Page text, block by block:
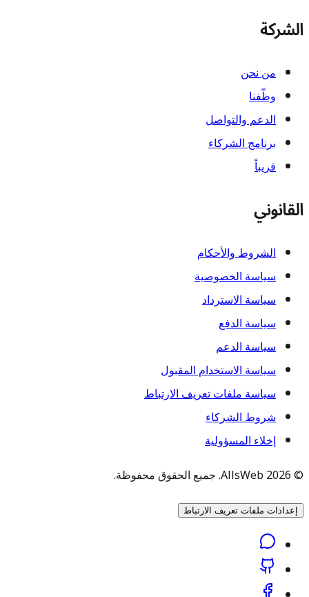
الشركة
من نحن
وظّفنا
الدعم والتواصل
برنامج الشركاء
قريباً
القانوني
الشروط والأحكام
سياسة الخصوصية
سياسة الاسترداد
سياسة الدفع
سياسة الدعم
سياسة الاستخدام المقبول
سياسة ملفات تعريف الارتباط
شروط الشركاء
إخلاء المسؤولية
© 2026 AllsWeb. جميع الحقوق محفوظة.
إعدادات ملفات تعريف الارتباط